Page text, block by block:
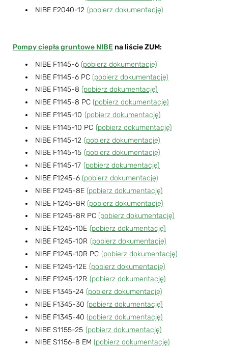
NIBE F2040-12 (pobierz dokumentację)
Pompy ciepła gruntowe NIBE na liście ZUM:
NIBE F1145-6 (pobierz dokumentację)
NIBE F1145-6 PC (pobierz dokumentację)
NIBE F1145-8 (pobierz dokumentację)
NIBE F1145-8 PC (pobierz dokumentację)
NIBE F1145-10 (pobierz dokumentację)
NIBE F1145-10 PC (pobierz dokumentację)
NIBE F1145-12 (pobierz dokumentację)
NIBE F1145-15 (pobierz dokumentację)
NIBE F1145-17 (pobierz dokumentację)
NIBE F1245-6 (pobierz dokumentację)
NIBE F1245-8E (pobierz dokumentację)
NIBE F1245-8R (pobierz dokumentację)
NIBE F1245-8R PC (pobierz dokumentację)
NIBE F1245-10E (pobierz dokumentację)
NIBE F1245-10R (pobierz dokumentację)
NIBE F1245-10R PC (pobierz dokumentację)
NIBE F1245-12E (pobierz dokumentację)
NIBE F1245-12R (pobierz dokumentację)
NIBE F1345-24 (pobierz dokumentację)
NIBE F1345-30 (pobierz dokumentację)
NIBE F1345-40 (pobierz dokumentację)
NIBE S1155-25 (pobierz dokumentację)
NIBE S1156-8 EM (pobierz dokumentację)